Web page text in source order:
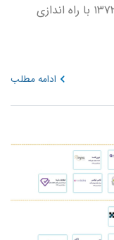
چشم پزشكي در بخش خصوصي، در سال ۱۳۷۲ با راه اندازی
ادامه مطلب